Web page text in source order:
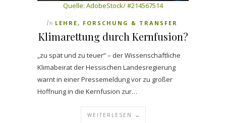
Quelle: AdobeStock/ #214567514
In LEHRE, FORSCHUNG & TRANSFER
Klimarettung durch Kernfusion?
„zu spät und zu teuer“ – der Wissenschaftliche
Klimabeirat der Hessischen Landesregierung
warnt in einer Pressemeldung vor zu großer
Hoffnung in die Kernfusion zur…
WEITERLESEN →